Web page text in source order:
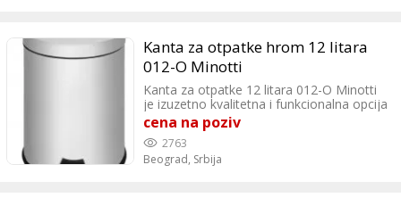
Kanta za otpatke hrom 12 litara
012-O Minotti
Kanta za otpatke 12 litara 012-O Minotti
je izuzetno kvalitetna i funkcionalna opcija
za svakodnevno korišćenje u Vašem
domu. Ovaj model kante za smeće ima
kapacitet od 12 litra, što je dovoljno za
svakodnevno korišćenje u manjim
cena na poziv
2763
Beograd, Srbija